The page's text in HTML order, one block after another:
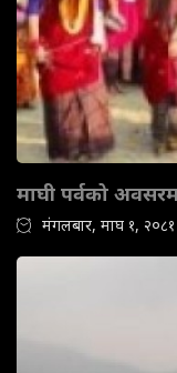
माघी पर्वको
मंगलबार, माघ १, २०८१